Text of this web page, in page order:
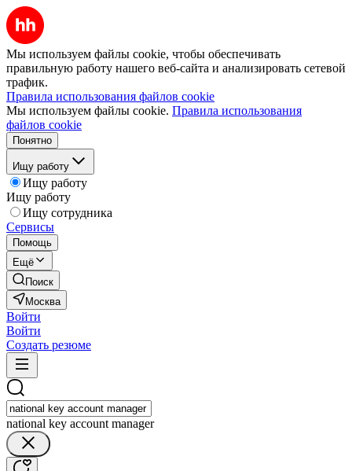
Мы используем файлы cookie, чтобы обеспечивать
правильную работу нашего веб-сайта и анализировать сетевой
трафик.
Правила использования файлов cookie
Мы используем файлы cookie. Правила использования
файлов cookie
Понятно
Ищу работу
Ищу работу
Ищу работу
Ищу сотрудника
Сервисы
Помощь
Ещё
Поиск
Москва
Войти
Войти
Создать резюме
national key account manager